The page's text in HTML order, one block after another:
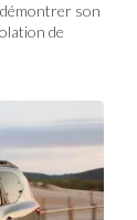
son
de